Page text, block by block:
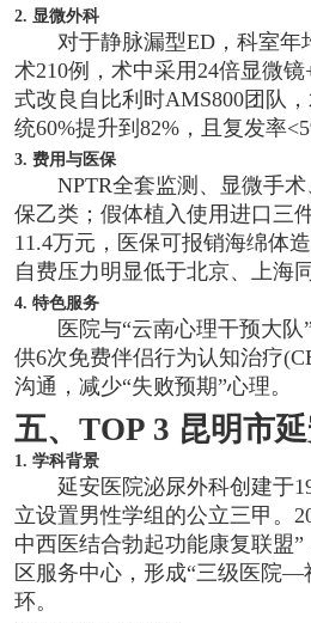
2. 显微外科
对于静脉漏型ED，科室年
术210例，术中采用24倍显微
式改良自比利时AMS800团队
统60%提升到82%，且复发率
3. 费用与医保
NPTR全套监测、显微手
保乙类；假体植入使用进口三
11.4万元，医保可报销海绵体
自费压力明显低于北京、上海
4. 特色服务
医院与“云南心理干预大
供6次免费伴侣行为认知治疗
沟通，减少“失败预期”心理。
五、TOP 3 昆明市
1. 学科背景
延安医院泌尿外科创建于
立设置男性学组的公立三甲。
中西医结合勃起功能康复联盟
区服务中心，形成“三级医院
环。